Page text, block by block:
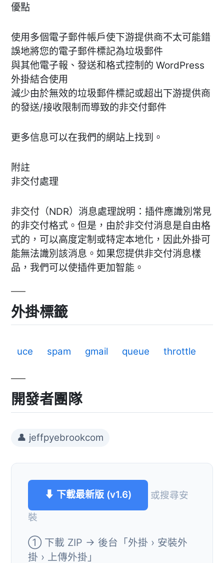
優點
使用多個電子郵件帳戶使下游提供商不太可能錯
誤地將您的電子郵件標記為垃圾郵件
與其他電子報、發送和格式控制的 WordPress
外掛結合使用
減少由於無效的垃圾郵件標記或超出下游提供商
的發送/接收限制而導致的非交付郵件
更多信息可以在我們的網站上找到。
附註
非交付處理
非交付（NDR）消息處理說明：插件應識別常見
的非交付格式。但是，由於非交付消息是自由格
式的，可以高度定制或特定本地化，因此外掛可
能無法識別該消息。如果您提供非交付消息樣
品，我們可以使插件更加智能。
外掛標籤
uce spam gmail queue throttle
開發者團隊
👤 jeffpyebrookcom
⬇ 下載最新版 (v1.6)
或搜尋安
裝
① 下載 ZIP → 後台「外掛 › 安裝外
掛 › 上傳外掛」